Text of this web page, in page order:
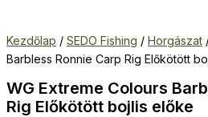
Kezdőlap / SEDO Fishing / Horgászat
Barbless Ronnie Carp Rig Előkötött
WG Extreme Colours
Rig Előkötött bojlis előke